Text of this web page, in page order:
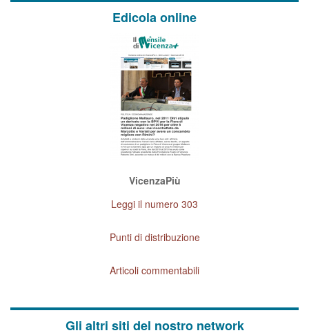
Edicola online
VicenzaPiù
Leggi il numero 303
Punti di distribuzione
Articoli commentabili
Gli altri siti del nostro network